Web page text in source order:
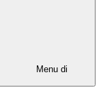
Menu di